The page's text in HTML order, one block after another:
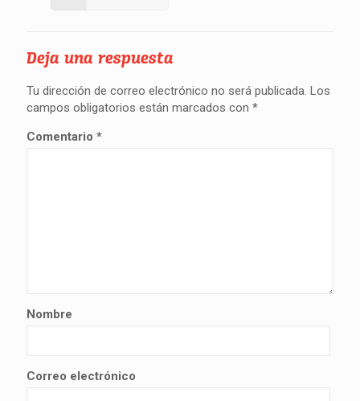
Deja una respuesta
Tu dirección de correo electrónico no será publicada. Los
campos obligatorios están marcados con *
Comentario *
Nombre
Correo electrónico